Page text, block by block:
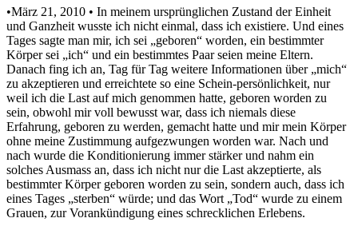
•März 21, 2010 • In meinem ursprünglichen Zustand der Einheit
und Ganzheit wusste ich nicht einmal, dass ich existiere. Und eines
Tages sagte man mir, ich sei „geboren“ worden, ein bestimmter
Körper sei „ich“ und ein bestimmtes Paar seien meine Eltern.
Danach fing ich an, Tag für Tag weitere Informationen über „mich“
zu akzeptieren und erreichtete so eine Schein-persönlichkeit, nur
weil ich die Last auf mich genommen hatte, geboren worden zu
sein, obwohl mir voll bewusst war, dass ich niemals diese
Erfahrung, geboren zu werden, gemacht hatte und mir mein Körper
ohne meine Zustimmung aufgezwungen worden war. Nach und
nach wurde die Konditionierung immer stärker und nahm ein
solches Ausmass an, dass ich nicht nur die Last akzeptierte, als
bestimmter Körper geboren worden zu sein, sondern auch, dass ich
eines Tages „sterben“ würde; und das Wort „Tod“ wurde zu einem
Grauen, zur Vorankündigung eines schrecklichen Erlebens.